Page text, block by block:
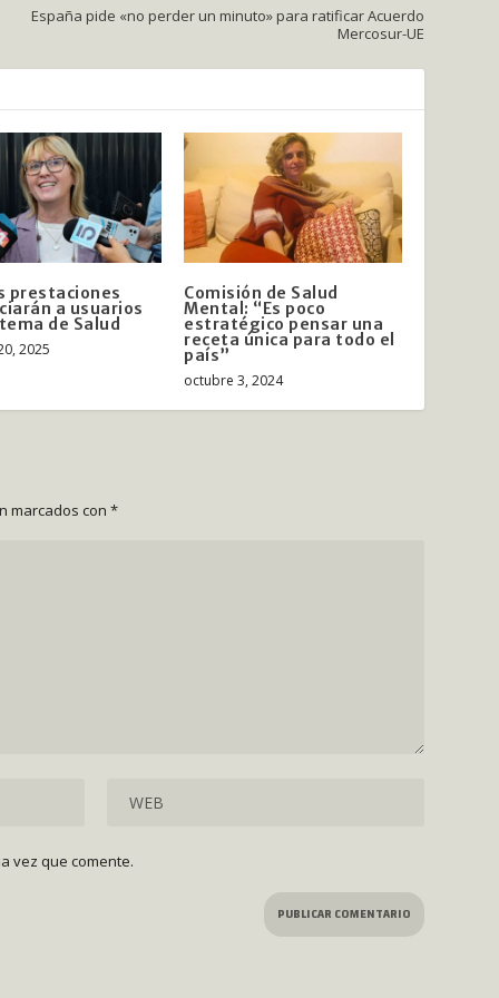
España pide «no perder un minuto» para ratificar Acuerdo
Mercosur-UE
prestaciones
a usuarios
de Salud
2025
Comisión de Salud
Mental: “Es poco
estratégico pensar una
receta única para todo el
país”
octubre 3, 2024
marcados con *
vez que comente.